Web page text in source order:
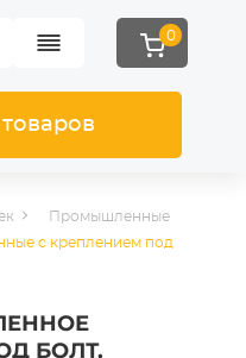
0
Промышленные
с креплением под
БОЛТ,